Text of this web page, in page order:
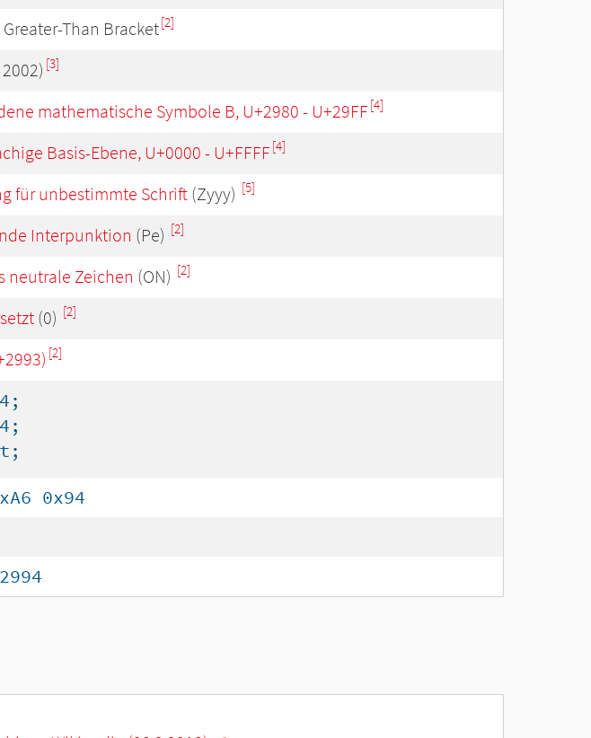
Greater-Than Bracket[2]
[3]
mathematische Symbole B, U+2980 - U+29FF[4]
Basis-Ebene, U+0000 - U+FFFF[4]
für unbestimmte Schrift (Zyyy) [5]
Interpunktion (Pe) [2]
neutrale Zeichen (ON) [2]
(0) [2]
[2]
0x94